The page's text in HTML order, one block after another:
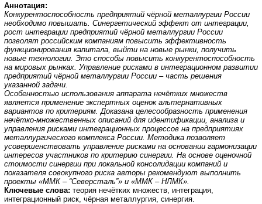
Аннотация:
Конкурентоспособность предприятий чёрной металлургии России
необходимо повышать. Синергетический эффект от интеграции,
рост интеграции предприятий чёрной металлургии России
позволят российским компаниям повысить эффективность
функционирования капитала, выйти на новые рынки, получить
новые технологии. Это способы повысить конкурентоспособность
на мировых рынках. Управление рисками в интеграционном развитии
предприятий чёрной металлургии России – часть решения
указанной задачи.
Особенностью использования аппарата нечётких множеств
является применение экспертных оценок альтернативных
вариантов по критериям. Доказана целесообразность применения
нечётко-множественных описаний для идентификации, анализа и
управления рисками интеграционных процессов на предприятиях
металлургического комплекса России. Методика позволяет
усовершенствовать управление рисками на основании гармонизации
интересов участников по критерию синергии. На основе оценочной
стоимости синергии при локальной консолидации компаний и
показателя совокупного риска авторы рекомендуют выполнить
проекты «ММК – “Северсталь”» и «ММК – НЛМК».
Ключевые слова: теория нечётких множеств, интеграция,
интеграционный риск, чёрная металлургия, синергия.